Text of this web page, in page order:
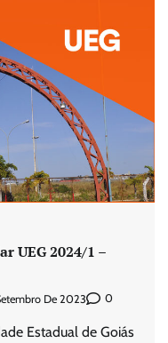
UEG 2024/1 –
De 2023 0
Estadual de Goiás